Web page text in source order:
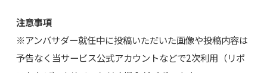
注意事項
※アンバサダー就任中に投稿いただいた画像や投稿内容は
予告なく当サービス公式アカウントなどで2次利用（リポ